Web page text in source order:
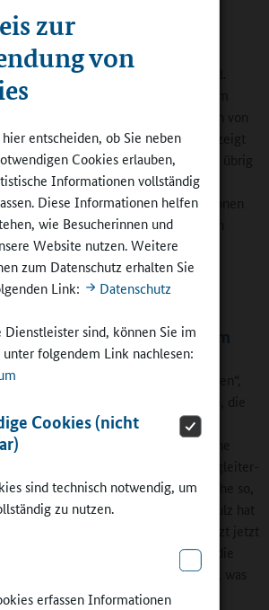
zur
von
entscheiden, ob Sie neben
Cookies erlauben,
Informationen vollständig
Diese Informationen helfen
wie Besucherinnen und
Website nutzen. Weitere
zum Datenschutz erhalten Sie
Link:
Datenschutz
Dienstleister sind, können Sie im
folgendem Link nachlesen:
Cookies (nicht
sind technisch notwendig, um
zu nutzen.
erfassen Informationen
Hausaufgabenkonzept
nach allen Seiten sorgen soll.
geben die Aufgaben nach einem
mit einem roten Punkt werden von
Schülern erledigt. Ein gelber Punkt zeigt
werden sollten, wenn noch Zeit übrig
Punkt freiwillige Extraleistungen
die Aufgabe, zusätzlich Informationen
zu präsentieren. Dazu sind in den
mit „Angeboten für
die von den Stufenteams
sind.
Unterstützung im Kollegium
gibt es „Lernbegleiter-Mappen“,
den Lehrerinnen und Lehrern, die
und Fachkräften, die in den
sind, ermöglichen. Für Lehrerin Nadine
Lernzeiten tätig ist, sind die Lernbegleiter-
Kommunikationsmittel“. Sie sehe so,
Auch ihre Kollegin Anja Schulz hat
empfunden. Die Lehrerin sitzt jetzt
Seite des Tisches und sieht, wie die
tatsächlich mit dem klarkommen, was
ob es eventuell zu viel ist.